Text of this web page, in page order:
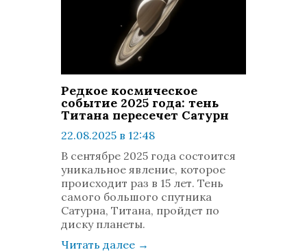
Редкое космическое
событие 2025 года: тень
Титана пересечет Сатурн
22.08.2025 в 12:48
просмотров: 374
комментариев: 0
В сентябре 2025 года состоится
уникальное явление, которое
происходит раз в 15 лет. Тень
самого большого спутника
Сатурна, Титана, пройдет по
диску планеты.
Читать далее →